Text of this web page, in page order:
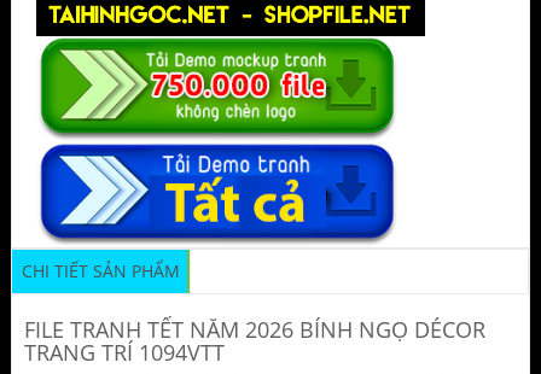
CHI TIẾT SẢN PHẨM
FILE TRANH TẾT NĂM 2026 BÍNH NGỌ DÉCOR
TRANG TRÍ 1094VTT